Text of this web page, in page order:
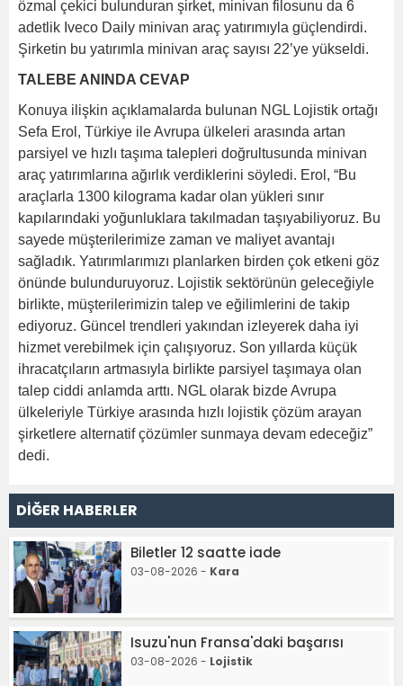
özmal çekici bulunduran şirket, minivan filosunu da 6
adetlik Iveco Daily minivan araç yatırımıyla güçlendirdi.
Şirketin bu yatırımla minivan araç sayısı 22’ye yükseldi.
TALEBE ANINDA CEVAP
Konuya ilişkin açıklamalarda bulunan NGL Lojistik ortağı
Sefa Erol, Türkiye ile Avrupa ülkeleri arasında artan
parsiyel ve hızlı taşıma talepleri doğrultusunda minivan
araç yatırımlarına ağırlık verdiklerini söyledi. Erol, “Bu
araçlarla 1300 kilograma kadar olan yükleri sınır
kapılarındaki yoğunluklara takılmadan taşıyabiliyoruz. Bu
sayede müşterilerimize zaman ve maliyet avantajı
sağladık. Yatırımlarımızı planlarken birden çok etkeni göz
önünde bulunduruyoruz. Lojistik sektörünün geleceğiyle
birlikte, müşterilerimizin talep ve eğilimlerini de takip
ediyoruz. Güncel trendleri yakından izleyerek daha iyi
hizmet verebilmek için çalışıyoruz. Son yıllarda küçük
ihracatçıların artmasıyla birlikte parsiyel taşımaya olan
talep ciddi anlamda arttı. NGL olarak bizde Avrupa
ülkeleriyle Türkiye arasında hızlı lojistik çözüm arayan
şirketlere alternatif çözümler sunmaya devam edeceğiz”
dedi.
DİĞER HABERLER
Biletler 12 saatte iade
03-08-2026 - Kara
Isuzu'nun Fransa'daki başarısı
03-08-2026 - Lojistik